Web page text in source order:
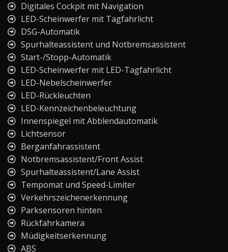
Digitales Cockpit mit Navigation
LED-Scheinwerfer mit Tagfahrlicht
DSG-Automatik
Spurhalteassistent und Notbremsassistent
Start-/Stopp-Automatik
LED-Scheinwerfer mit LED-Tagfahrlicht
LED-Nebelscheinwerfer
LED-Rückleuchten
LED-Kennzeichenbeleuchtung
Innenspiegel mit Abblendautomatik
Lichtsensor
Berganfahrassistent
Notbremsassistent/Front Assist
Spurhalteassistent/Lane Assist
Tempomat und Speed-Limiter
Verkehrszeichenerkennung
Parksensoren hinten
Rückfahrkamera
Müdigkeitserkennung
ABS